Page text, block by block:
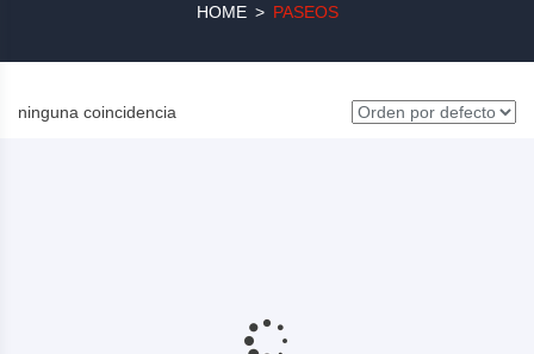
HOME PASEOS
ninguna coincidencia